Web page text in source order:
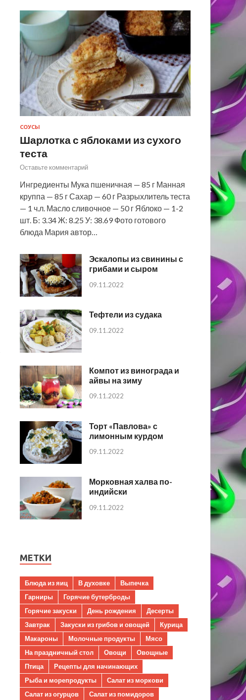
СОУСЫ
Шарлотка с яблоками из сухого
теста
Оставьте комментарий
Ингредиенты Мука пшеничная — 85 г Манная
круппа — 85 г Сахар — 60 г Разрыхлитель теста
— 1 ч.л. Масло сливочное — 50 г Яблоко — 1-2
шт. Б: 3.34 Ж: 8.25 У: 38.69 Фото готового
блюда Мария автор…
Эскалопы из свинины с
грибами и сыром
09.11.2022
Тефтели из судака
09.11.2022
Компот из винограда и
айвы на зиму
09.11.2022
Торт «Павлова» с
лимонным курдом
09.11.2022
Морковная халва по-
индийски
09.11.2022
МЕТКИ
Блюда из яиц В духовке
Выпечка
Гарниры
Горячие бутерброды
Горячие закуски
День рождения
Десерты
Завтрак
Закуски из грибов и овощей
Курица
Макароны
Молочные продукты
Мясо
На праздничный стол
Овощи
Овощные
Птица
Рецепты для начинающих
Рыба и морепродукты
Салат из моркови
Салат из огурцов
Салат из помидоров